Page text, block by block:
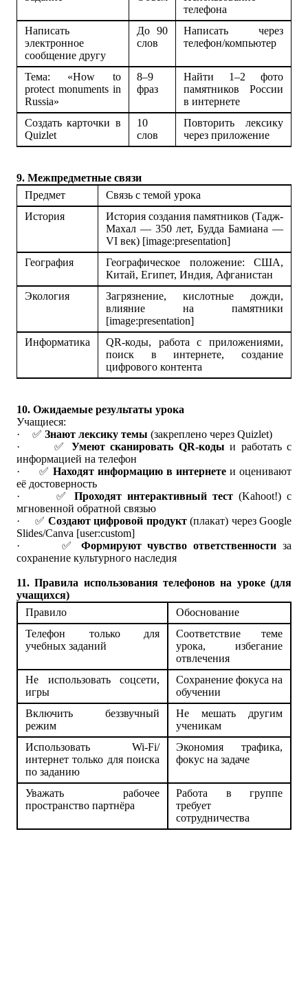
телефона
Написать
электронное
сообщение другу
До 90
слов
Написать через
телефон/компьютер
Тема: «How to
protect monuments in
Russia»
8–9
фраз
Найти 1–2 фото
памятников России
в интернете
Создать карточки в
Quizlet
10
слов
Повторить лексику
через приложение
9. Межпредметные связи
Предмет
Связь с темой урока
История
История создания памятников (Тадж-
Махал — 350 лет, Будда Бамиана —
VI век) [image:presentation]
География
Географическое положение: США,
Китай, Египет, Индия, Афганистан
Экология
Загрязнение, кислотные дожди,
влияние на памятники
[image:presentation]
Информатика
QR-коды, работа с приложениями,
поиск в интернете, создание
цифрового контента
10. Ожидаемые результаты урока
Учащиеся:
·
✅ Знают лексику темы (закреплено через Quizlet)
·
✅ Умеют сканировать QR-коды и работать с
информацией на телефон
·
✅ Находят информацию в интернетеи оценивают
её достоверность
·
✅ Проходят интерактивный тест (Kahoot!) с
мгновенной обратной связью
·
✅ Создают цифровой продукт(плакат) через Google
Slides/Canva [user:custom]
·
✅ Формируют чувство ответственности за
сохранение культурного наследия
11. Правила использования телефонов на уроке (для
учащихся)
Правило
Обоснование
Телефон только для
учебных заданий
Соответствие теме
урока, избегание
отвлечения
Не использовать соцсети,
игры
Сохранение фокуса на
обучении
Включить беззвучный
режим
Не мешать другим
ученикам
Использовать Wi-Fi/
интернет только для поиска
по заданию
Экономия трафика,
фокус на задаче
Уважать рабочее
пространство партнёра
Работа в группе
требует
сотрудничества